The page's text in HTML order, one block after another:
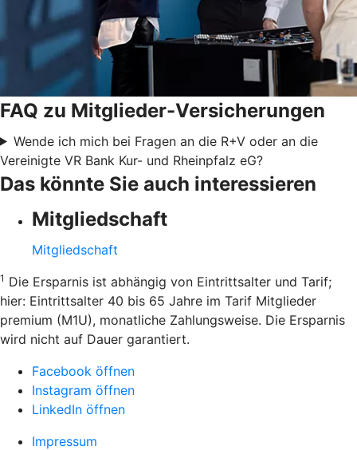
FAQ zu Mitglieder-Versicherungen
Wende ich mich bei Fragen an die R+V oder an die
Vereinigte VR Bank Kur- und Rheinpfalz eG?
Das könnte Sie auch interessieren
Mitgliedschaft
Mitgliedschaft
1 Die Ersparnis ist abhängig von Eintrittsalter und Tarif;
hier: Eintrittsalter 40 bis 65 Jahre im Tarif Mitglieder
premium (M1U), monatliche Zahlungsweise. Die Ersparnis
wird nicht auf Dauer garantiert.
Facebook öffnen
Instagram öffnen
LinkedIn öffnen
Impressum